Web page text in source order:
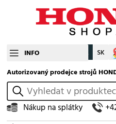
INFO CZ SK
Autorizovaný prodejce strojů
vyhledat
Nákup na splátky